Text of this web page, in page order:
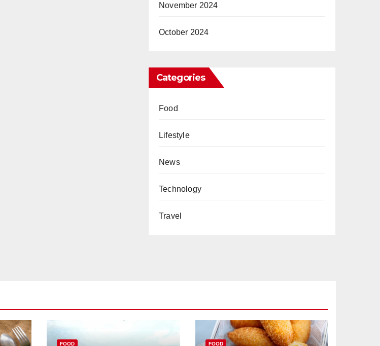
November 2024
October 2024
Categories
Food
Lifestyle
News
Technology
Travel
FOOD FOOD